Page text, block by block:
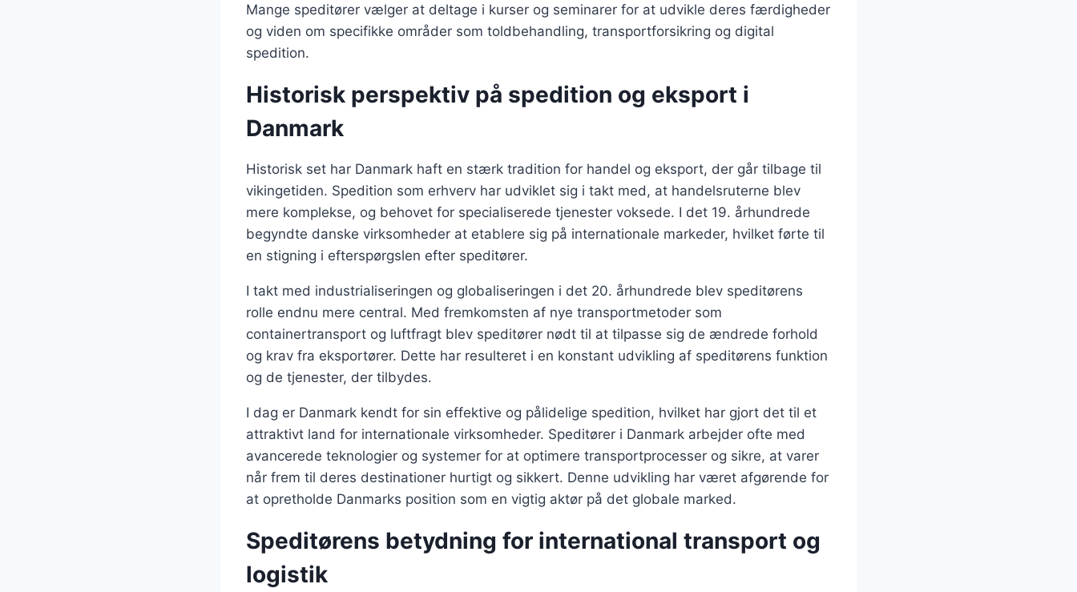
Mange speditører vælger at deltage i kurser og seminarer for at udvikle deres færdigheder
og viden om specifikke områder som toldbehandling, transportforsikring og digital
spedition.
Historisk perspektiv på spedition og eksport i
Danmark
Historisk set har Danmark haft en stærk tradition for handel og eksport, der går tilbage til
vikingetiden. Spedition som erhverv har udviklet sig i takt med, at handelsruterne blev
mere komplekse, og behovet for specialiserede tjenester voksede. I det 19. århundrede
begyndte danske virksomheder at etablere sig på internationale markeder, hvilket førte til
en stigning i efterspørgslen efter speditører.
I takt med industrialiseringen og globaliseringen i det 20. århundrede blev speditørens
rolle endnu mere central. Med fremkomsten af nye transportmetoder som
containertransport og luftfragt blev speditører nødt til at tilpasse sig de ændrede forhold
og krav fra eksportører. Dette har resulteret i en konstant udvikling af speditørens funktion
og de tjenester, der tilbydes.
I dag er Danmark kendt for sin effektive og pålidelige spedition, hvilket har gjort det til et
attraktivt land for internationale virksomheder. Speditører i Danmark arbejder ofte med
avancerede teknologier og systemer for at optimere transportprocesser og sikre, at varer
når frem til deres destinationer hurtigt og sikkert. Denne udvikling har været afgørende for
at opretholde Danmarks position som en vigtig aktør på det globale marked.
Speditørens betydning for international transport og
logistik